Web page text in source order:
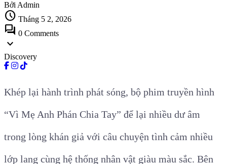
Bởi Admin
schedule Tháng 5 2, 2026
forum 0 Comments
expand_more
Discovery
Khép lại hành trình phát sóng, bộ phim truyền hình
“Vì Mẹ Anh Phán Chia Tay” để lại nhiều dư âm
trong lòng khán giả với câu chuyện tình cảm nhiều
lớp lang cùng hệ thống nhân vật giàu màu sắc. Bên